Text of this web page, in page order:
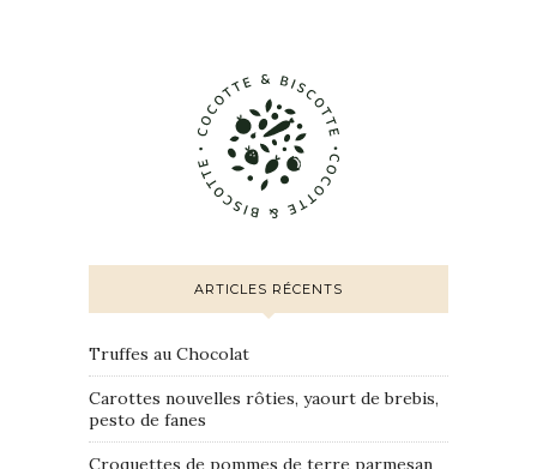
ARTICLES RÉCENTS
Truffes au Chocolat
Carottes nouvelles rôties, yaourt de brebis,
pesto de fanes
Croquettes de pommes de terre parmesan